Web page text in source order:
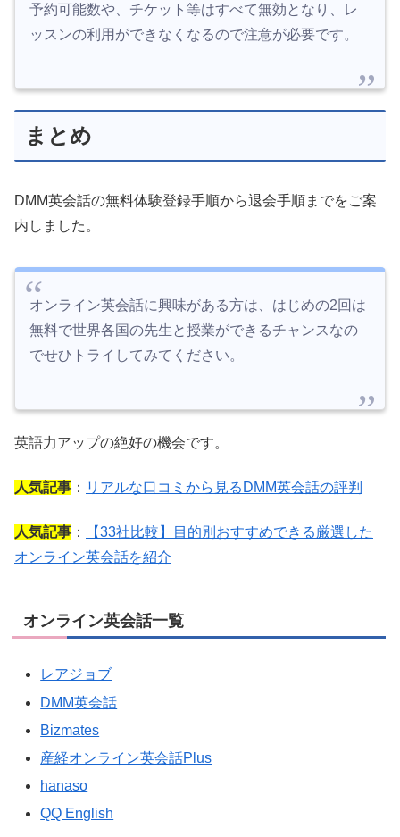
予約可能数や、チケット等はすべて無効となり、レ
ッスンの利用ができなくなるので注意が必要です。
まとめ
DMM英会話の無料体験登録手順から退会手順までをご案
内しました。
オンライン英会話に興味がある方は、はじめの2回は
無料で世界各国の先生と授業ができるチャンスなの
でせひトライしてみてください。
英語力アップの絶好の機会です。
人気記事 ： リアルな口コミから見るDMM英会話の評判
人気記事 ：
【33社比較】目的別おすすめできる厳選した
オンライン英会話を紹介
オンライン英会話一覧
レアジョブ
DMM英会話
Bizmates
産経オンライン英会話Plus
hanaso
QQ English